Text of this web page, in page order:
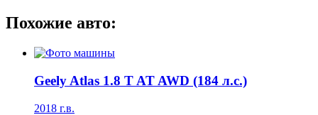
Похожие авто:
Geely Atlas 1.8 T AT AWD (184 л.с.)
2018 г.в.